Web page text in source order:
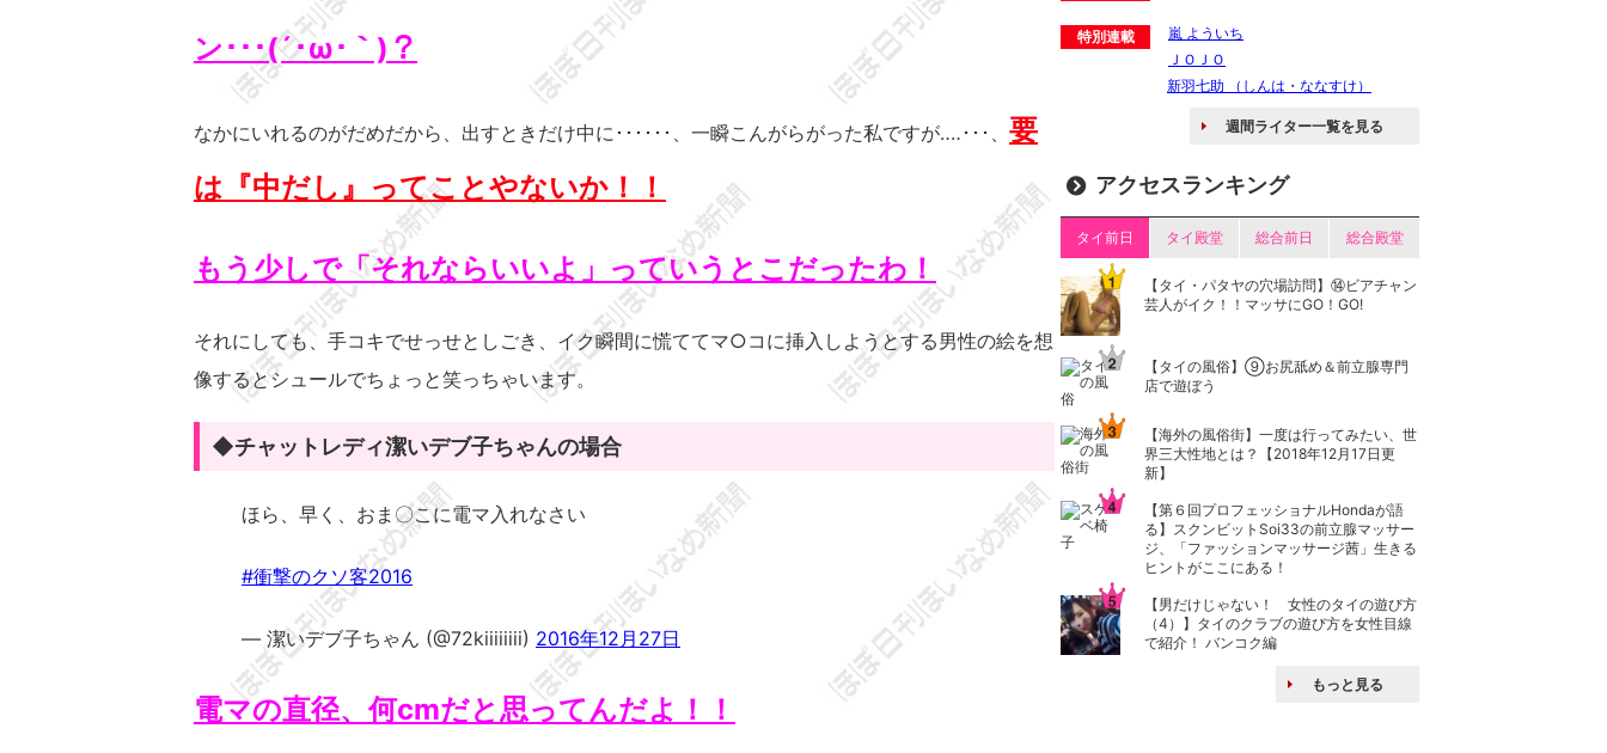
ン･･･(´･ω･｀)？
なかにいれるのがだめだから、出すときだけ中に･･････、一瞬こんがらがった私ですが‥‥･･･、 要
は『中だし』ってことやないか！！
もう少しで「それならいいよ」っていうとこだったわ！
それにしても、手コキでせっせとしごき、イク瞬間に慌ててマ○コに挿入しようとする男性の絵を想
像するとシュールでちょっと笑っちゃいます。
◆チャットレディ潔いデブ子ちゃんの場合
ほら、早く、おま〇こに電マ入れなさい
#衝撃のクソ客2016
— 潔いデブ子ちゃん (@72kiiiiiiii) 2016年12月27日
電マの直径、何cmだと思ってんだよ！！
特別連載
嵐 よういち
ＪＯＪＯ
新羽七助 （しんは・ななすけ）
週間ライター一覧を見る
アクセスランキング
タイ前日 タイ殿堂 総合前日 総合殿堂
【タイ・パタヤの穴場訪問】⑭ビアチャン
芸人がイク！！マッサにGO！GO!
【タイの風俗】​⑨お尻舐め＆前立腺専門
店で遊ぼう
【海外の風俗街】一度は行ってみたい、世
界三大性地とは？【2018年12月17日更
新】
【第６回プロフェッショナルHondaが語
る】スクンビットSoi33の前立腺マッサー
ジ、「ファッションマッサージ茜」生きる
ヒントがここにある！
【男だけじゃない！ 女性のタイの遊び方
（4）】タイのクラブの遊び方を女性目線
で紹介！ バンコク編
もっと見る